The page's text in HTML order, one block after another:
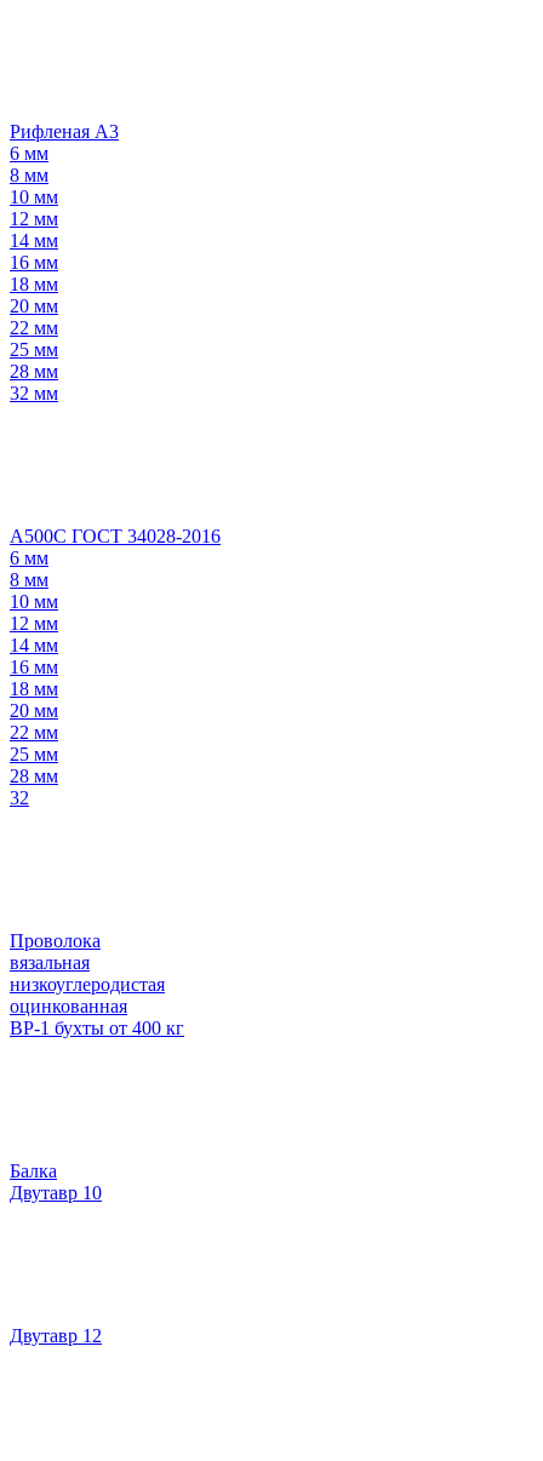
Рифленая А3
6 мм
8 мм
10 мм
12 мм
14 мм
16 мм
18 мм
20 мм
22 мм
25 мм
28 мм
32 мм
А500С ГОСТ 34028-2016
6 мм
8 мм
10 мм
12 мм
14 мм
16 мм
18 мм
20 мм
22 мм
25 мм
28 мм
32
Проволока
вязальная
низкоуглеродистая
оцинкованная
ВР-1 бухты от 400 кг
Балка
Двутавр 10
Двутавр 12